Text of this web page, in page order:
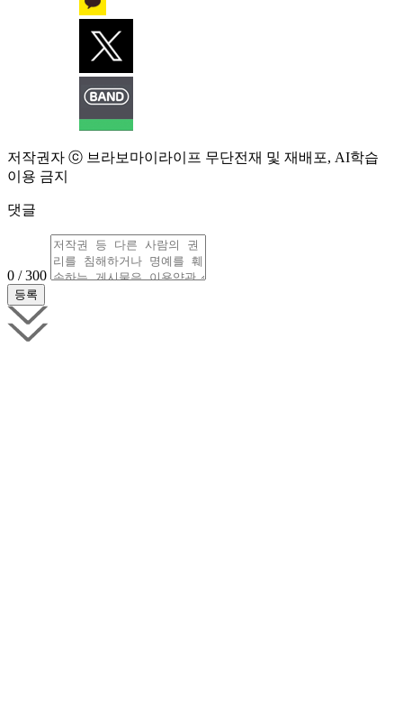
저작권자 ⓒ 브라보마이라이프 무단전재 및 재배포, AI학습
이용 금지
댓글
0 / 300